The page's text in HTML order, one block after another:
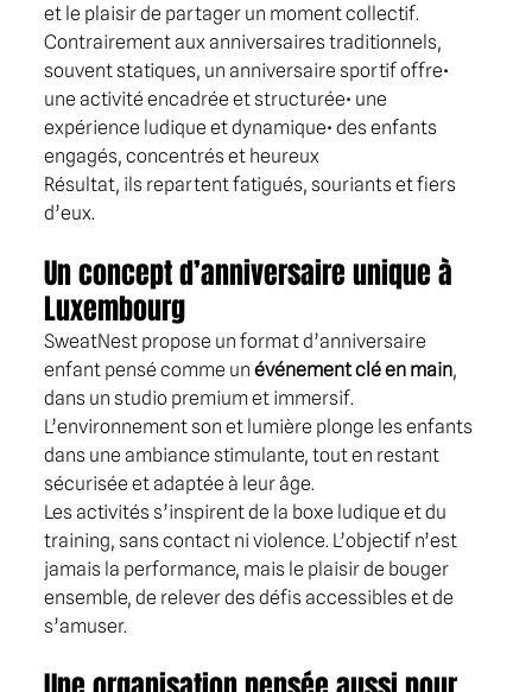
et le plaisir de partager un moment collectif.
Contrairement aux anniversaires traditionnels,
souvent statiques, un anniversaire sportif offre•
une activité encadrée et structurée• une
expérience ludique et dynamique• des enfants
engagés, concentrés et heureux
Résultat, ils repartent fatigués, souriants et fiers
d’eux.
Un concept d’anniversaire unique à
Luxembourg
SweatNest propose un format d’anniversaire
enfant pensé comme un événement clé en main,
dans un studio premium et immersif.
L’environnement son et lumière plonge les enfants
dans une ambiance stimulante, tout en restant
sécurisée et adaptée à leur âge.
Les activités s’inspirent de la boxe ludique et du
training, sans contact ni violence. L’objectif n’est
jamais la performance, mais le plaisir de bouger
ensemble, de relever des défis accessibles et de
s’amuser.